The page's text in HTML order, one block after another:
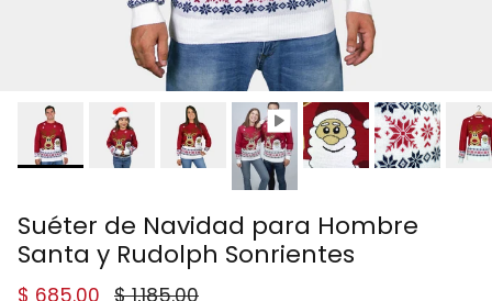
Suéter de Navidad para Hombre
Santa y Rudolph Sonrientes
Precio de venta
$ 685.00 Precio normal
$ 1,185.00